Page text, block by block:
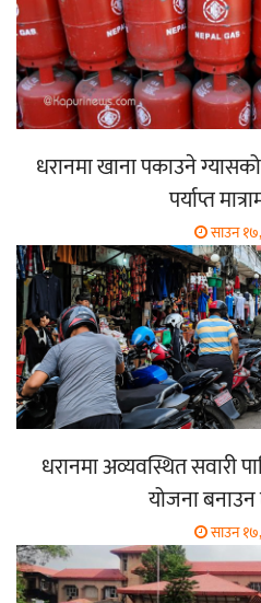
धरानमा खाना पकाउने
पर्याप्त
साउन
धरानमा अव्यवस्थित सवारी
योजना बनाउन
साउन